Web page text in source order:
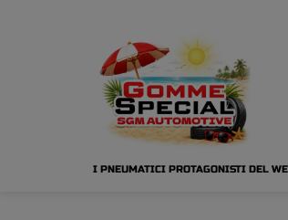
I PNEUMATICI PROTAGONISTI DEL